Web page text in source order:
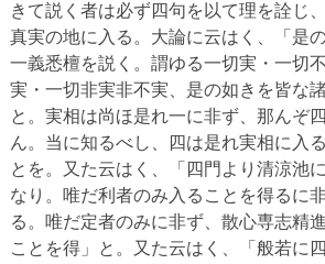
きて説く者は必ず四句を以て理を詮じ
真実の地に入る。大論に云はく、「是
一義悉檀を説く。謂ゆる一切実・一切
実・一切非実非不実、是の如きを皆な
と。実相は尚ほ是れ一に非ず、那んぞ
ん。当に知るべし、四は是れ実相に入
とを。又た云はく、「四門より清涼池
なり。唯だ利者のみ入ることを得るに
る。唯だ定者のみに非ず、散心専志精
ことを得」と。又た云はく、「般若に